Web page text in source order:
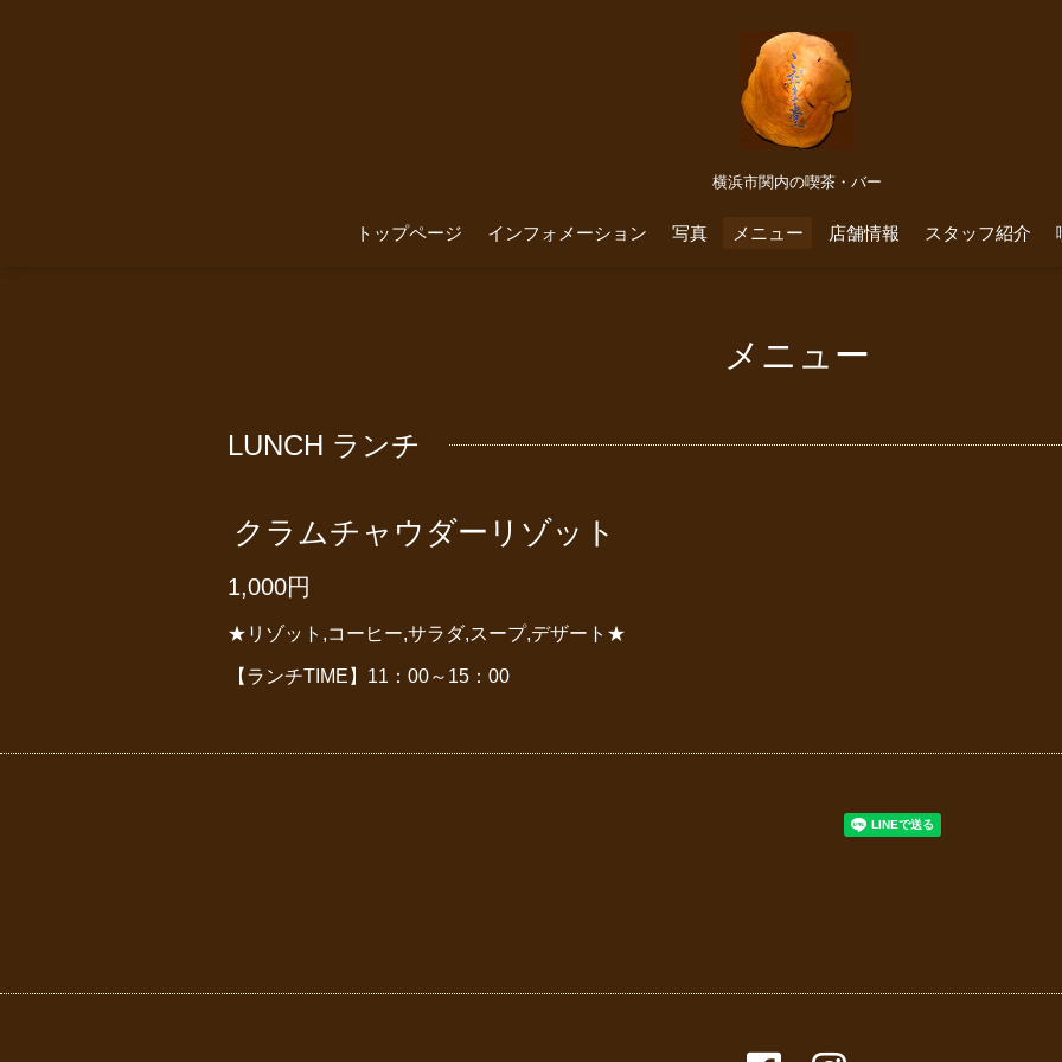
横浜市関内の喫茶・バー
トップページ インフォメーション 写真 メニュー 店舗情報 スタッフ紹介
メニュー
LUNCH ランチ
クラムチャウダーリゾット
1,000円
★リゾット,コーヒー,サラダ,スープ,デザート★
【ランチTIME】11：00～15：00